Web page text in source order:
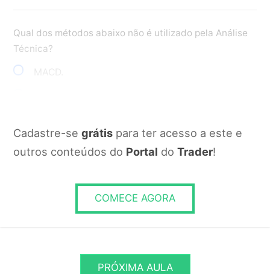
Qual dos métodos abaixo não é utilizado pela Análise
Técnica?
Múltiplos Financeiros.
RESPONDER
Cadastre-se grátispara ter acesso a este e
outros conteúdos do Portal do Trader!
COMECE AGORA
PRÓXIMA AULA